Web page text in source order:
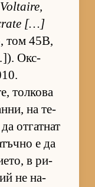
[…]
том 45B,
Ок­с­
тол­кова
на те­
от­гат­нат
е да
в ри­
не на­